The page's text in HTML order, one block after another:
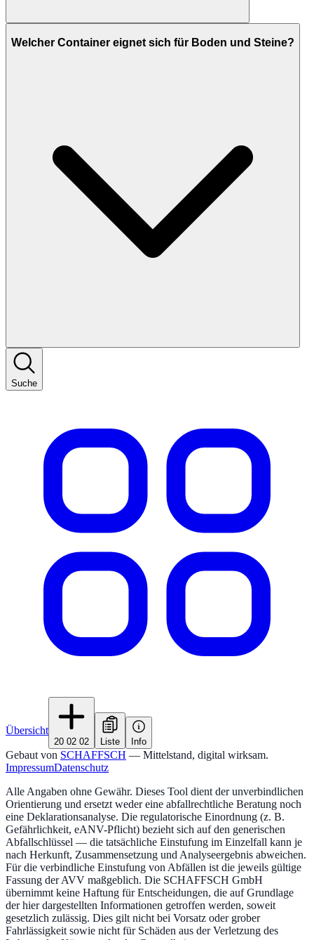
Welcher Container eignet sich für Boden und Steine?
Suche
Übersicht
20 02 02 Liste Info
Gebaut von SCHAFFSCH — Mittelstand, digital wirksam.
ImpressumDatenschutz
Alle Angaben ohne Gewähr. Dieses Tool dient der unverbindlichen
Orientierung und ersetzt weder eine abfallrechtliche Beratung noch
eine Deklarationsanalyse. Die regulatorische Einordnung (z. B.
Gefährlichkeit, eANV-Pflicht) bezieht sich auf den generischen
Abfallschlüssel — die tatsächliche Einstufung im Einzelfall kann je
nach Herkunft, Zusammensetzung und Analyseergebnis abweichen.
Für die verbindliche Einstufung von Abfällen ist die jeweils gültige
Fassung der AVV maßgeblich. Die SCHAFFSCH GmbH
übernimmt keine Haftung für Entscheidungen, die auf Grundlage
der hier dargestellten Informationen getroffen werden, soweit
gesetzlich zulässig. Dies gilt nicht bei Vorsatz oder grober
Fahrlässigkeit sowie nicht für Schäden aus der Verletzung des